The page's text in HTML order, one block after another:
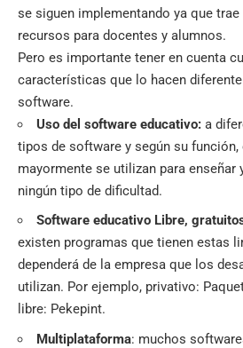
se siguen implementando ya que trae
recursos para docentes y alumnos.
Pero es importante tener en cuenta
características que lo hacen
software.
Uso del software educativo: a
tipos de software y según su
mayormente se utilizan para enseñar
ningún tipo de dificultad.
Software educativo Libre,
existen programas que tienen estas
dependerá de la empresa que los
utilizan. Por ejemplo, privativo:
libre: Pekepint.
Multiplataforma: muchos